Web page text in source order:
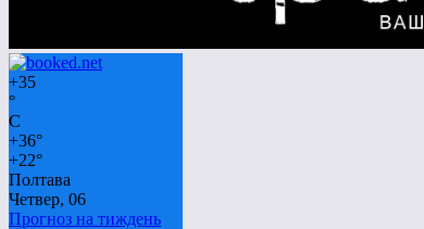
+35
°
C
+36°
+22°
Полтава
Четвер, 06
Прогноз на тиждень